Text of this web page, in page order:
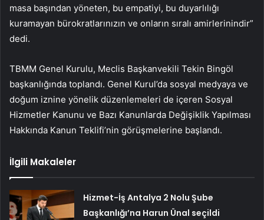
masa başından yöneten, bu empatiyi, bu duyarlılığı
kuramayan bürokratlarınızın ve onların sıralı amirlerinindir”
dedi.
TBMM Genel Kurulu, Meclis Başkanvekili Tekin Bingöl
başkanlığında toplandı. Genel Kurul’da sosyal medyaya ve
doğum iznine yönelik düzenlemeleri de içeren Sosyal
Hizmetler Kanunu ve Bazı Kanunlarda Değişiklik Yapılması
Hakkında Kanun Teklifi’nin görüşmelerine başlandı.
İlgili Makaleler
Hizmet-İş Antalya 2 Nolu Şube
Başkanlığı’na Harun Ünal seçildi